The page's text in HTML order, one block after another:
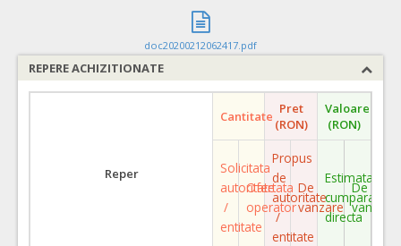
doc20200212062417.pdf
REPERE ACHIZITIONATE
Reper
Cantitate Pret
(RON)
Valoare
(RON)
Solicitata
autoritate
/
entitate
Ofertata
operator
Propus
de
autoritate
/
entitate
De
vanzare
Estimata
cumparare
directa
De
vanzare